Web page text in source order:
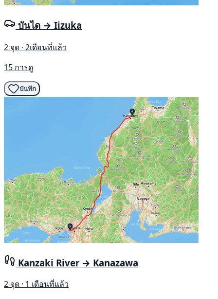
บันได → Iizuka
2 จุด · 2เดือนที่แล้ว
15 การดู
บันทึก
Kanzaki River → Kanazawa
2 จุด · 1 เดือนที่แล้ว